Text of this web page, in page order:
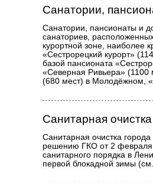
Санатории,
Санатории, пансионаты и
санаториев,
курортной зоне, наиболее
«Сестрорецкий курорт»
базой пансионата
«Северная Ривьера» (1100
(680 мест) в Молодёжном,
Санитарная
Санитарная очистка
решению ГКО от 2
санитарного порядка в
первой блокадной зимы